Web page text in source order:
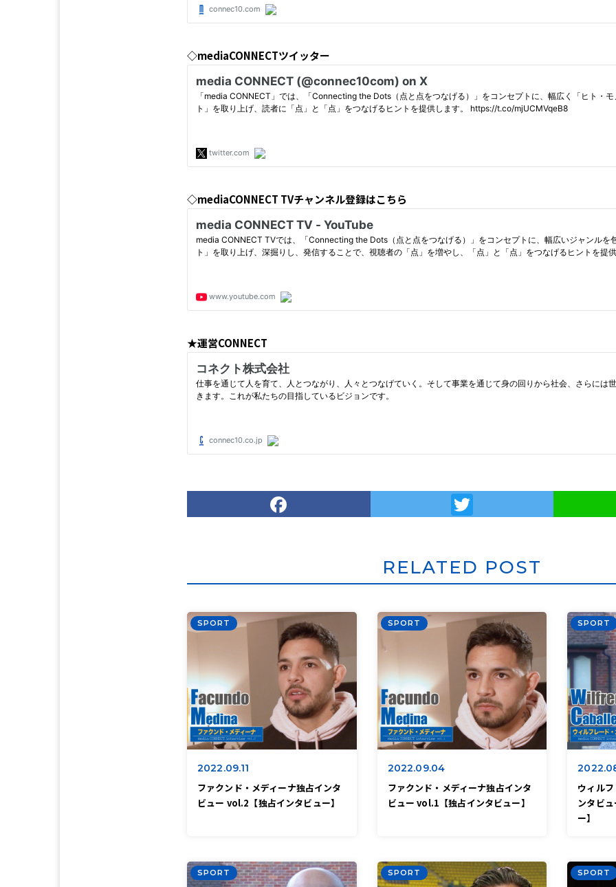
◇mediaCONNECTツイッター
◇mediaCONNECT TVチャンネル登録はこちら
★運営CONNECT
Twitter
RELATED POST
SPORT
2022.09.11
ファクンド・メディーナ独占インタ
ビュー vol.2【独占インタビュー】
SPORT
2022.09.04
ファクンド・メディーナ独占インタ
ビュー vol.1【独占インタビュー】
SPORT
ウィル
ンタビ
ー】
SPORT SPORT SPORT